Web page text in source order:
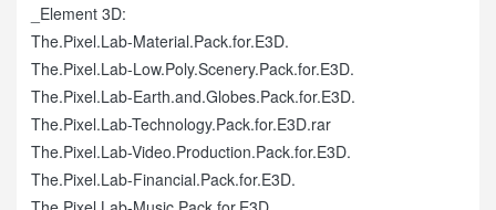
_Element 3D:
The.Pixel.Lab-Material.Pack.for.E3D.
The.Pixel.Lab-Low.Poly.Scenery.Pack.for.E3D.
The.Pixel.Lab-Earth.and.Globes.Pack.for.E3D.
The.Pixel.Lab-Technology.Pack.for.E3D.rar
The.Pixel.Lab-Video.Production.Pack.for.E3D.
The.Pixel.Lab-Financial.Pack.for.E3D.